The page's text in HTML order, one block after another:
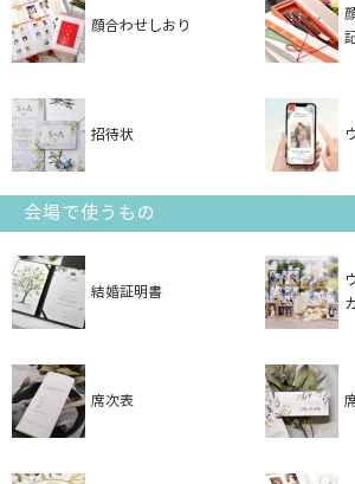
顔合わせしおり
招待状
会場で使うもの
結婚証明書
席次表